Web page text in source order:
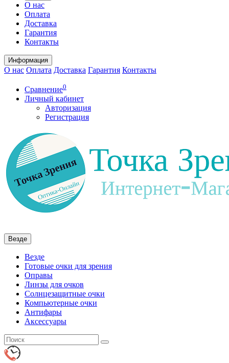
О нас
Оплата
Доставка
Гарантия
Контакты
Информация
О нас Оплата Доставка Гарантия Контакты
Сравнение0
Личный кабинет
Авторизация
Регистрация
Везде
Везде
Готовые очки для зрения
Оправы
Линзы для очков
Солнцезащитные очки
Компьютерные очки
Антифары
Аксессуары